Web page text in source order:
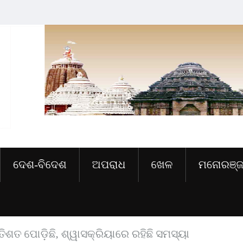
ଦେଶ-ବିଦେଶ ଅପରାଧ ଖେଳ
ପୋଡ଼ିଛି, ଶ୍ୱାସକ୍ରିୟାରେ ରହିଛି ସମସ୍ୟା